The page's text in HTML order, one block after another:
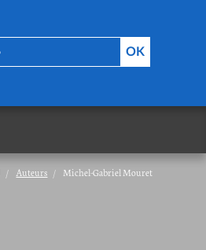
Auteurs Michel-Gabriel Mouret